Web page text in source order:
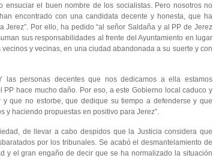
ensuciar el buen nombre de los socialistas. Pero nosotros no
encontrado con una candidata decente y honesta, que ha
Por ello, ha pedido “al señor Saldaña y al PP de Jerez
sus responsabilidades al frente del Ayuntamiento en lugar
y vecinas, en una ciudad abandonada a su suerte y con
personas decentes que nos dedicamos a ella estamos
hace mucho daño. Por eso, a este Gobierno local caduco y
que no estorbe, que dedique su tiempo a defenderse y que
y haciendo propuestas en positivo para Jerez”.
de llevar a cabo despidos que la Justicia considera que
por los tribunales. Se acabó el desmantelamiento de
y el gran engaño de decir que se ha normalizado la situación